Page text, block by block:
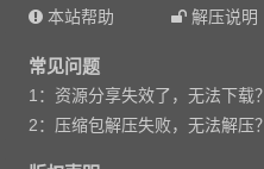
本站帮助
解压说明
常见问题
1：资源分享失效了，无法下载？
2：压缩包解压失败，无法解压